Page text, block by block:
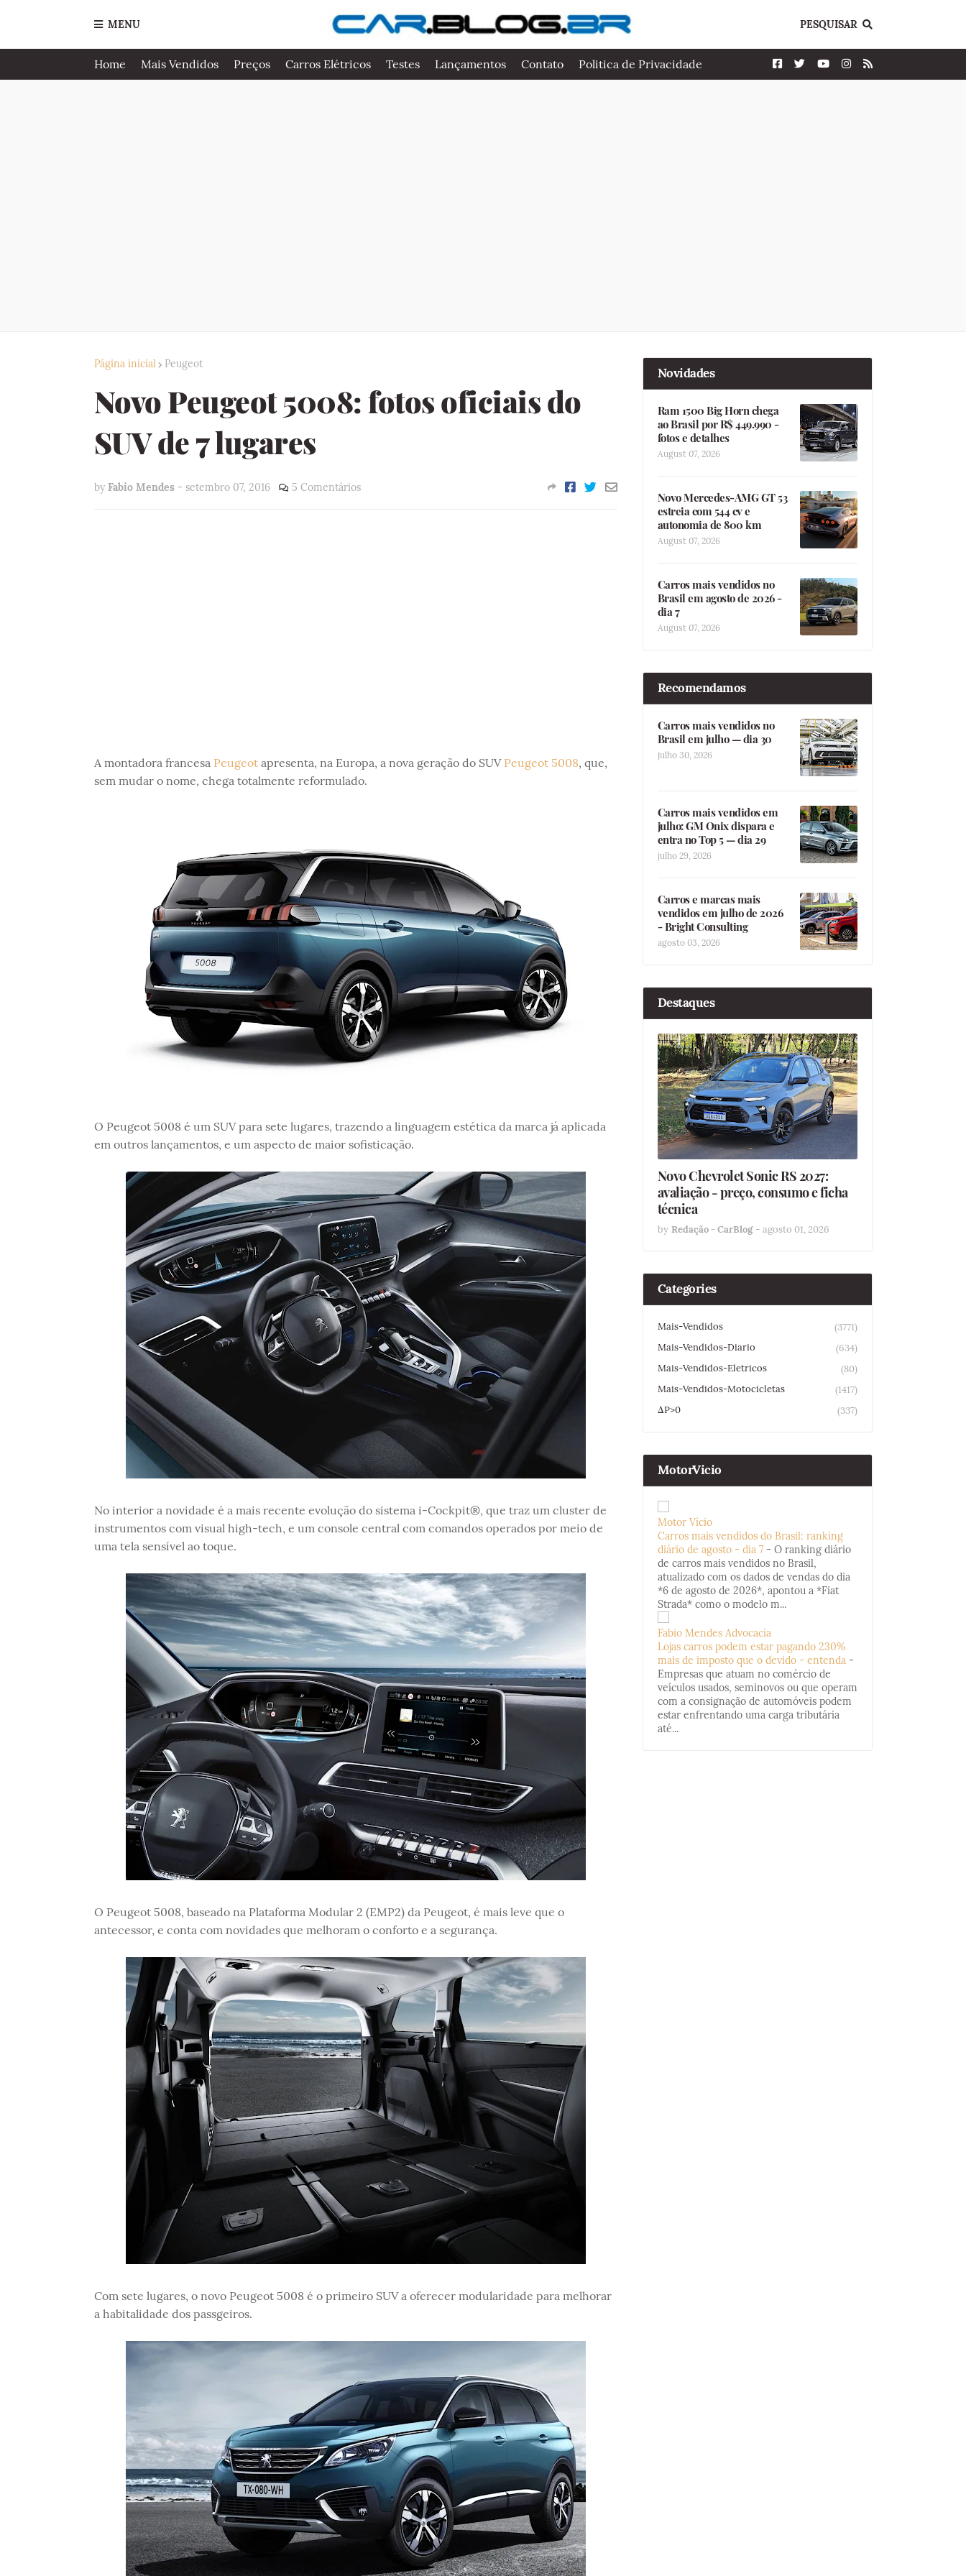
MENU PESQUISAR
Home Mais Vendidos Preços Carros Elétricos Testes Lançamentos Contato Politica de Privacidade
Página inicial Peugeot
Novo Peugeot 5008: fotos oficiais do
SUV de 7 lugares
by Fabio Mendes - setembro 07, 2016 5 Comentários
A montadora francesa Peugeotapresenta, na Europa, a nova geração do SUV Peugeot 5008, que,
sem mudar o nome, chega totalmente reformulado.
O Peugeot 5008 é um SUV para sete lugares, trazendo a linguagem estética da marca já aplicada
em outros lançamentos, e um aspecto de maior sofisticação.
No interior a novidade é a mais recente evolução do sistema i-Cockpit®, que traz um cluster de
instrumentos com visual high-tech, e um console central com comandos operados por meio de
uma tela sensível ao toque.
O Peugeot 5008, baseado na Plataforma Modular 2 (EMP2) da Peugeot, é mais leve que o
antecessor, e conta com novidades que melhoram o conforto e a segurança.
Com sete lugares, o novo Peugeot 5008 é o primeiro SUV a oferecer modularidade para melhorar
a habitalidade dos passgeiros.
Novidades
Ram 1500 Big Horn chega
ao Brasil por R$ 449.990 -
fotos e detalhes
August 07, 2026
Novo Mercedes-AMG GT 53
estreia com 544 cv e
autonomia de 800 km
August 07, 2026
Carros mais vendidos no
Brasil em agosto de 2026 -
dia 7
August 07, 2026
Recomendamos
Carros mais vendidos no
Brasil em julho — dia 30
julho 30, 2026
Carros mais vendidos em
julho: GM Onix dispara e
entra no Top 5 — dia 29
julho 29, 2026
Carros e marcas mais
vendidos em julho de 2026
- Bright Consulting
agosto 03, 2026
Destaques
Novo Chevrolet Sonic RS 2027:
avaliação - preço, consumo e ficha
técnica
by Redação - CarBlog - agosto 01, 2026
Categories
Mais-Vendidos
(3771)
Mais-Vendidos-Diario
(634)
Mais-Vendidos-Eletricos
(80)
Mais-Vendidos-Motocicletas
(1417)
ΔP>0
(337)
MotorVicio
Motor Vício
Carros mais vendidos do Brasil: ranking
diário de agosto - dia 7 - O ranking diário
de carros mais vendidos no Brasil,
atualizado com os dados de vendas do dia
*6 de agosto de 2026*, apontou a *Fiat
Strada* como o modelo m...
Fabio Mendes Advocacia
Lojas carros podem estar pagando 230%
mais de imposto que o devido - entenda -
Empresas que atuam no comércio de
veículos usados, seminovos ou que operam
com a consignação de automóveis podem
estar enfrentando uma carga tributária
até...